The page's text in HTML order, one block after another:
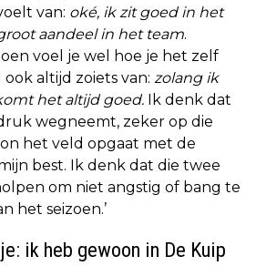
van: oké, ik zit goed in het
aandeel in het team.
voel je wel hoe je het zelf
altijd zoiets van: zolang ik
het altijd goed. Ik denk dat
wegneemt, zeker op die
het veld opgaat met de
best. Ik denk dat die twee
om niet angstig of bang te
het seizoen.’
ik heb gewoon in De Kuip